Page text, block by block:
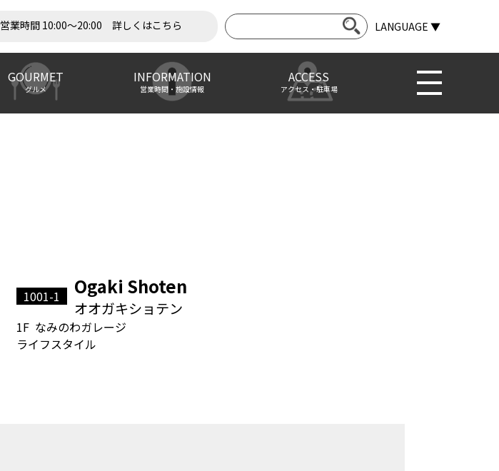
営業時間 10:00～20:00 詳しくはこちら LANGUAGE ▼
GOURMET
グルメ
INFORMATION
営業時間・施設情報
ACCESS
アクセス・駐車場
1001-1 Ogaki Shoten
オオガキショテン
1F なみのわガレージ
ライフスタイル